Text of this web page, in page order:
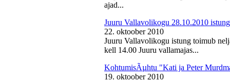
ajad...
Juuru Vallavolikogu 28.10.2010 istung
22. oktoober 2010
Juuru Vallavolikogu istung toimub
kell 14.00 Juuru vallamajas...
KohtumisÃµhtu "Kati ja Peter
19. oktoober 2010